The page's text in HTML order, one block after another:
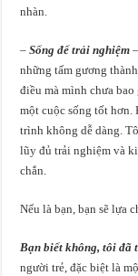
nhàn.
–Sống để trải nghiệm
những tấm gương
điều mà mình chưa
một cuộc sống tốt hơn.
trình không dễ dàng.
lũy đủ trải nghiệm và
chắn.
Nếu là bạn, bạn sẽ lựa
Bạn biết không, tôi
người trẻ, đặc biệt là